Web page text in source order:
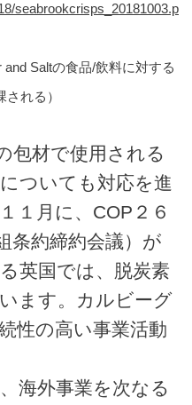
seabrookcrisps_20181003.p
Saltの食品/飲料に対する
れる）
包材で使用される
ついても対応を進
１月に、COP２６
条約締約会議）が
英国では、脱炭素
ます。カルビーグ
性の高い事業活動
海外事業を次なる